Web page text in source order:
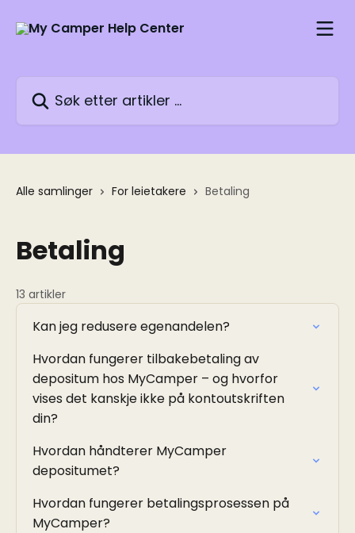
Alle samlinger For leietakere Betaling
Betaling
13 artikler
Kan jeg redusere egenandelen?
Hvordan fungerer tilbakebetaling av
depositum hos MyCamper – og hvorfor
vises det kanskje ikke på kontoutskriften
din?
Hvordan håndterer MyCamper
depositumet?
Hvordan fungerer betalingsprosessen på
MyCamper?